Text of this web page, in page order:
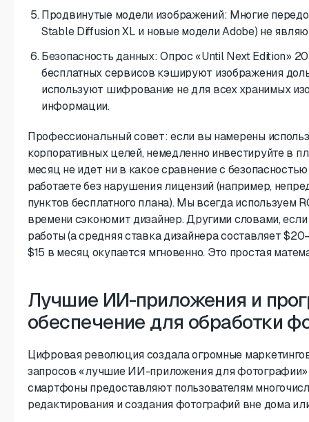
Продвинутые модели изображений: Многие
Stable Diffusion XL и новые модели Adobe) не
Безопасность данных: Опрос «Until Next Edition»
бесплатных сервисов кэшируют изображения
используют шифрование не для всех хранимых
информации.
Профессиональный совет: если вы намерены
корпоративных целей, немедленно инвестируйте в
месяц не идет ни в какое сравнение с
работаете без нарушения лицензий (например,
пунктов бесплатного плана). Мы всегда используем
времени сэкономит дизайнер. Другими словами,
работы (а средняя ставка дизайнера составляет
$15 в месяц окупается мгновенно. Это простая
Лучшие ИИ-приложения и
обеспечение для обработки
Цифровая революция создала огромные
запросов «лучшие ИИ-приложения для
смартфоны предоставляют пользователям
редактирования и создания фотографий вне дома